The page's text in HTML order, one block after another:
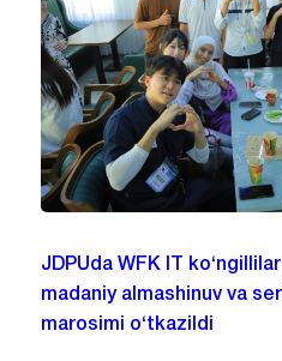
JDPUda WFK IT
madaniy almashinuv va
marosimi o‘tkazildi